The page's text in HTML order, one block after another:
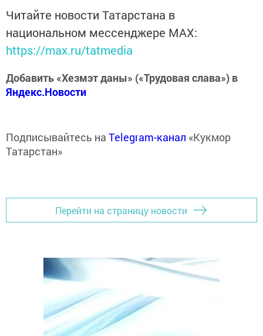
Читайте новости Татарстана в
национальном мессенджере MАХ:
https://max.ru/tatmedia
Добавить «Хезмэт даны» («Трудовая слава») в
Яндекс.Новости
Подписывайтесь на Telegram-канал «Кукмор
Татарстан»
Перейти на страницу новости